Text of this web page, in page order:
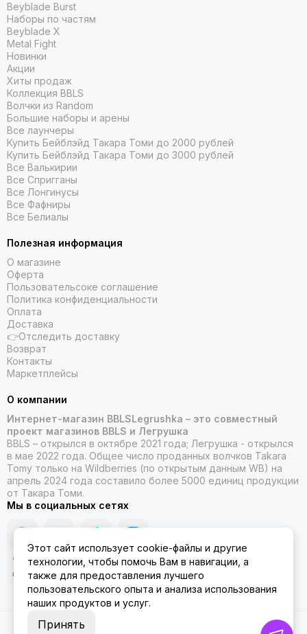
Beyblade Burst
Наборы по частям
Beyblade X
Metal Fight
Новинки
Акции
Хиты продаж
Коллекция BBLS
Волчки из Random
Большие наборы и арены
Все лаунчеры
Купить Бейблэйд Такара Томи до 2000 рублей
Купить Бейблэйд Такара Томи до 3000 рублей
Все Валькирии
Все Спригганы
Все Лонгинусы
Все Фафниры
Все Белиалы
Полезная информация
О магазине
Оферта
Пользовательсоке соглашение
Политика конфиденциальности
Оплата
Доставка
👉Отследить доставку
Возврат
Контакты
Маркетплейсы
О компании
Интернет-магазин BBLSLegrushka – это совместный
проект магазинов BBLS и Легрушка
BBLS – открылся в октябре 2021 года; Легрушка - открылся
в мае 2022 года. Общее число проданных волчков Takara
Tomy только на Wildberries (по открытым данным WB) на
апрель 2024 года составило более 5000 единиц продукции
от Такара Томи.
Мы в социальных сетях
2026 © ББЛСЛегрушка.
Этот сайт использует cookie-файлы и другие
технологии, чтобы помочь Вам в навигации, а
также для предоставления лучшего
пользовательского опыта и анализа использования
наших продуктов и услуг.
Принять